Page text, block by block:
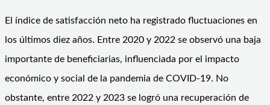
El índice de satisfacción neto ha registrado fluctuaciones en
los últimos diez años. Entre 2020 y 2022 se observó una baja
importante de beneficiarias, influenciada por el impacto
económico y social de la pandemia de COVID-19. No
obstante, entre 2022 y 2023 se logró una recuperación de